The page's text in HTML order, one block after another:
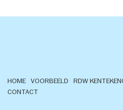
HOME VOORBEELD RDW
CONTACT